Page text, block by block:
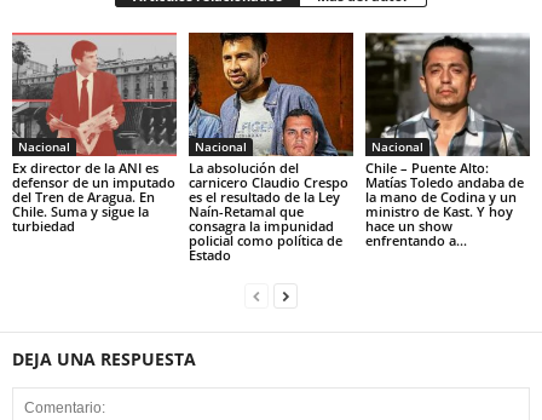
Nacional
Ex director de la ANI es
defensor de un imputado
del Tren de Aragua. En
Chile. Suma y sigue la
turbiedad
Nacional
La absolución del
carnicero Claudio Crespo
es el resultado de la Ley
Naín-Retamal que
consagra la impunidad
policial como política de
Estado
Nacional
Chile – Puente Alto:
Matías Toledo andaba de
la mano de Codina y un
ministro de Kast. Y hoy
hace un show
enfrentando a...
DEJA UNA RESPUESTA